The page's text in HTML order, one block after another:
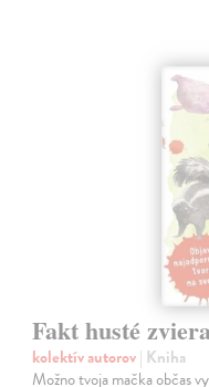
Fakt husté
kolektív autorov| Kniha
Možno tvoja mačka občas